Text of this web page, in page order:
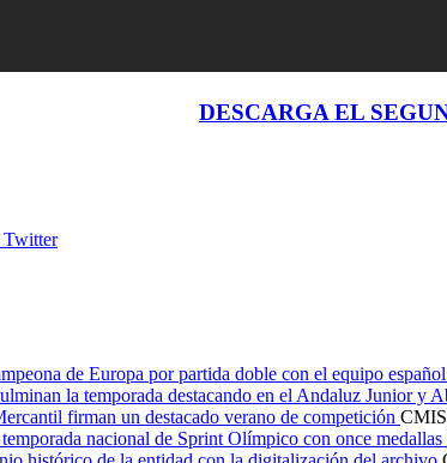
DESCARGA EL
de Europa por partida doble con el equipo español
la temporada destacando en el Andaluz Junior y
firman un destacado verano de competición CMIS
nacional de Sprint Olímpico con once medallas